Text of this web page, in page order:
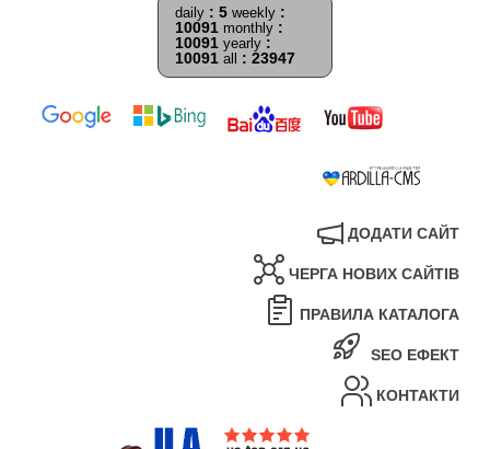
daily : 5 weekly :
10091 monthly :
10091 yearly :
10091 all : 23947
ДОДАТИ САЙТ
ЧЕРГА НОВИХ САЙТІВ
ПРАВИЛА КАТАЛОГА
SEO ЕФЕКТ
КОНТАКТИ